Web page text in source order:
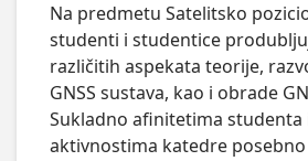
Na predmetu Satelitsko
studenti i studentice
različitih aspekata teorije,
GNSS sustava, kao i obrade
Sukladno afinitetima studenta
aktivnostima katedre